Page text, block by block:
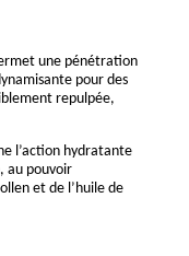
une pénétration
pour des
repulpée,
l’action hydratante
au pouvoir
et de l’huile de